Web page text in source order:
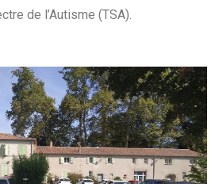
de l’Autisme (TSA).